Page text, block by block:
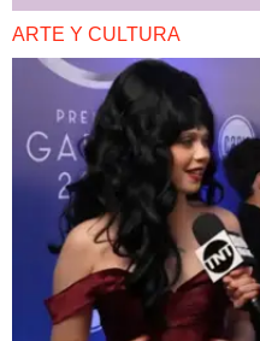
ARTE Y CULTURA